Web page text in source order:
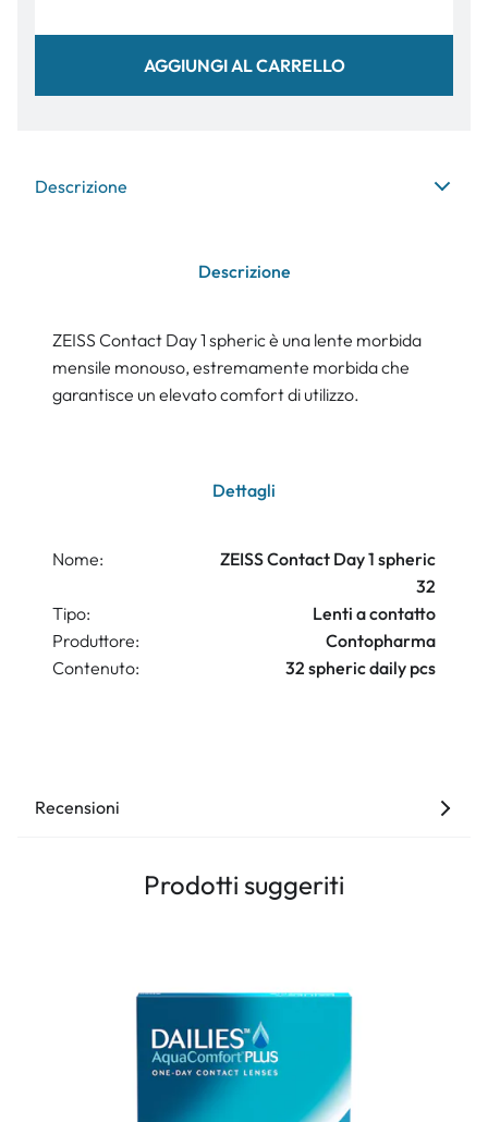
AGGIUNGI AL CARRELLO
Descrizione
Descrizione
ZEISS Contact Day 1 spheric è una lente morbida
mensile monouso, estremamente morbida che
garantisce un elevato comfort di utilizzo.
Dettagli
Nome:
ZEISS Contact Day 1 spheric
32
Tipo:
Lenti a contatto
Produttore:
Contopharma
Contenuto:
32 spheric daily pcs
Recensioni
Prodotti suggeriti